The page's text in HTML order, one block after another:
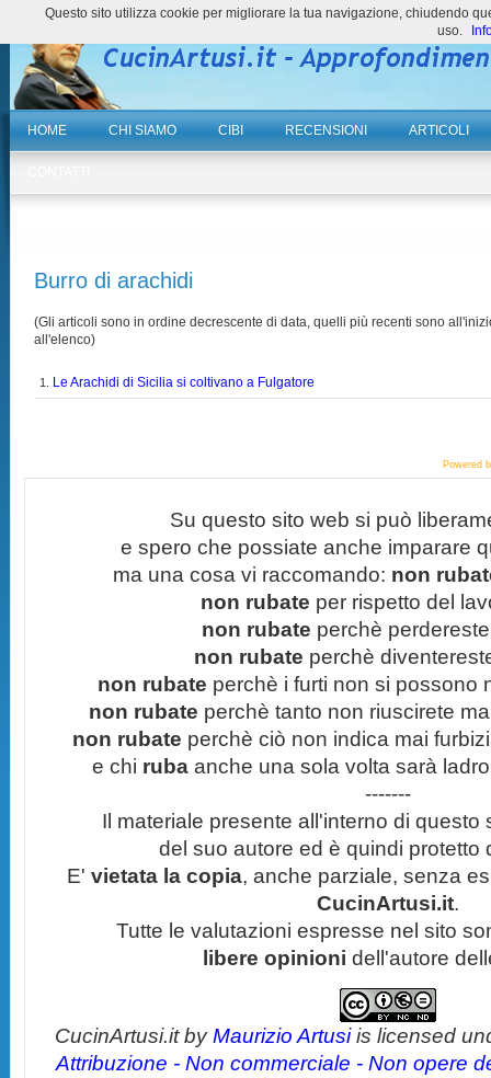
HOME CHI SIAMO CIBI RECENSIONI ARTICOLI
Burro di arachidi
(Gli articoli sono in ordine decrescente di data, quelli più recenti sono
all'elenco)
1. Le Arachidi di Sicilia si coltivano a Fulgatore
Powered
Su questo sito web si può
e spero che possiate anche imparare
ma una cosa vi raccomando: non
non rubate per rispetto del
non rubate perchè
non rubate perchè
non rubate perchè i furti non si possono
non rubate perchè tanto non riuscirete
non rubate perchè ciò non indica mai
e chi ruba anche una sola volta sarà
-------
Il materiale presente all'interno di questo
del suo autore ed è quindi protetto
E' vietata la copia, anche parziale, senza
CucinArtusi.it.
Tutte le valutazioni espresse nel sito
libere opinioni dell'autore
CucinArtusi.itbyMaurizio Artusiis licensed
Attribuzione - Non commerciale - Non opere
Questo sito utilizza cookie per migliorare la tua navigazione, chiudendo
uso.